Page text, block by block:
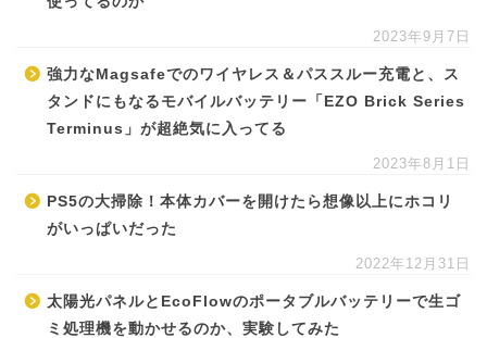
2023年9月7日
強力なMagsafeでのワイヤレス＆パススルー充電と、ス
タンドにもなるモバイルバッテリー「EZO Brick Series
Terminus」が超絶気に入ってる
2023年8月1日
PS5の大掃除！本体カバーを開けたら想像以上にホコリ
がいっぱいだった
2022年12月31日
太陽光パネルとEcoFlowのポータブルバッテリーで生ゴ
ミ処理機を動かせるのか、実験してみた